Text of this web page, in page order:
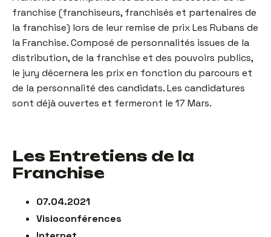
franchise (franchiseurs, franchisés et partenaires de
la franchise) lors de leur remise de prix Les Rubans de
la Franchise. Composé de personnalités issues de la
distribution, de la franchise et des pouvoirs publics,
le jury décernera les prix en fonction du parcours et
de la personnalité des candidats. Les candidatures
sont déjà ouvertes et fermeront le 17 Mars.
Les Entretiens de la
Franchise
07.04.2021
Visioconférences